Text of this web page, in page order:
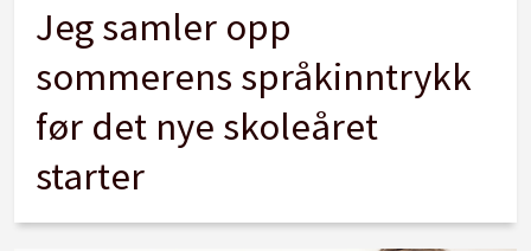
Jeg samler opp
sommerens språkinntrykk
før det nye skoleåret
starter